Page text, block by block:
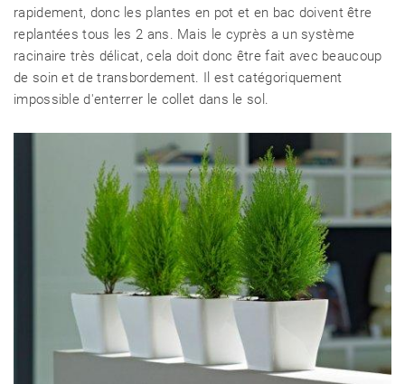
rapidement, donc les plantes en pot et en bac doivent être
replantées tous les 2 ans. Mais le cyprès a un système
racinaire très délicat, cela doit donc être fait avec beaucoup
de soin et de transbordement. Il est catégoriquement
impossible d'enterrer le collet dans le sol.